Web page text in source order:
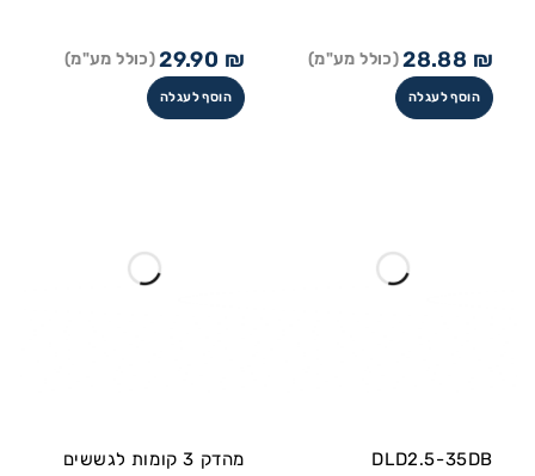
28.88 ₪ (כולל מע"מ)
הוסף לעגלה
29.90 ₪ (כולל מע"מ)
הוסף לעגלה
DLD2.5-35DB
מהדק 3 קומות לגששים